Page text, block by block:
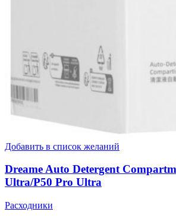
Добавить в список желаний
Dreame Auto Detergent
Ultra/P50 Pro Ultra
Расходники